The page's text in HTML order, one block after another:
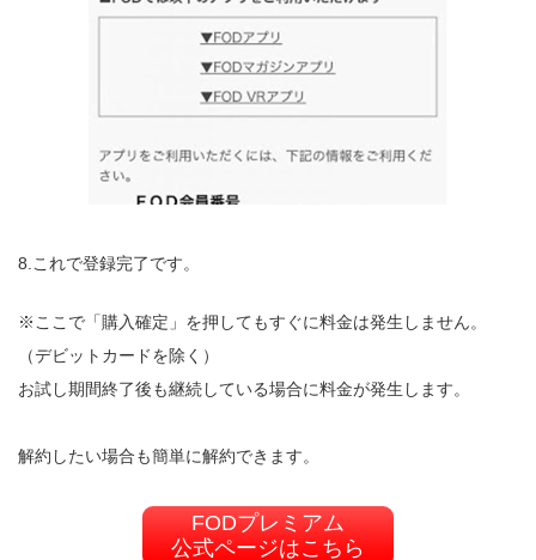
8.これで登録完了です。
※ここで「購入確定」を押してもすぐに料金は発生しません。
（デビットカードを除く）
お試し期間終了後も継続している場合に料金が発生します。
解約したい場合も簡単に解約できます。
FODプレミアム
公式ページはこちら